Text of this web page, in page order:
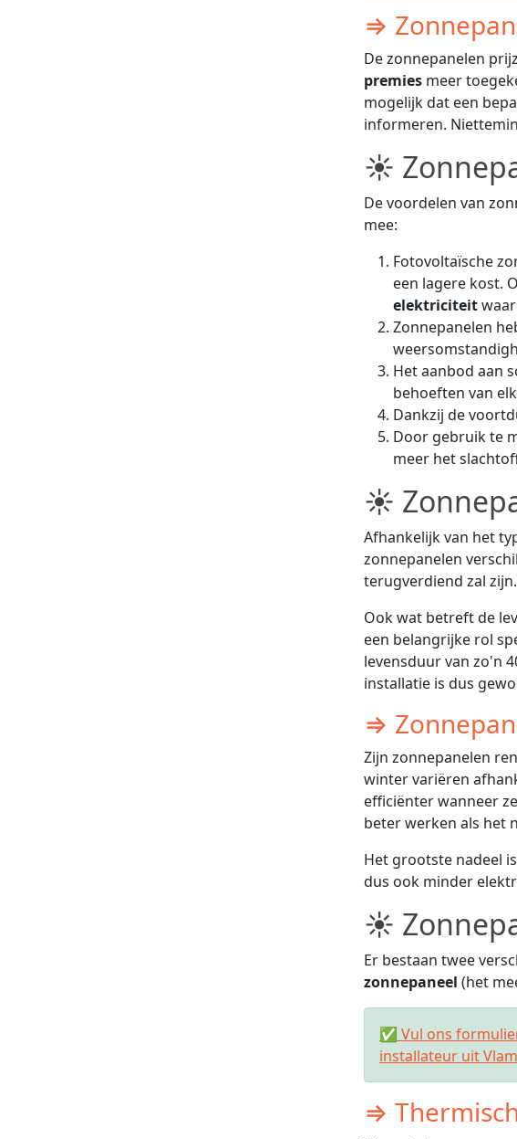
⇒
De zonnepanelen
premies meer
mogelijk dat een
informeren.
☀
De voordelen van
mee:
Fotovoltaïsche
een lagere kost.
elektriciteit
Zonnepanelen
Het aanbod aan
behoeften van
Dankzij de
Door gebruik te
meer het
☀
Afhankelijk van het
zonnepanelen
terugverdiend zal zijn.
Ook wat betreft de
een belangrijke rol
levensduur van zo'n
installatie is dus
⇒
Zijn zonnepanelen
winter variëren
efficiënter wanneer
beter werken als het
Het grootste nadeel
dus ook minder
☀
Er bestaan twee
zonnepaneel (het
✅ Vul ons
installateur uit
⇒